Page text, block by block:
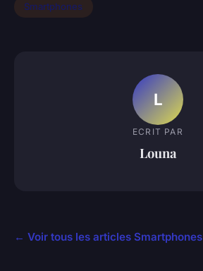
Smartphones
L
ECRIT PAR
Louna
← Voir tous les articles Smartphones